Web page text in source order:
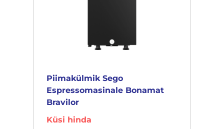
Piimakülmik Sego
Espressomasinale Bonamat
Bravilor
Küsi hinda